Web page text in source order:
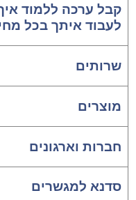
קבל ערכה ללמוד
לעבוד איתך בכל
שרותים
מוצרים
חברות וארגונים
סדנא למגשרים